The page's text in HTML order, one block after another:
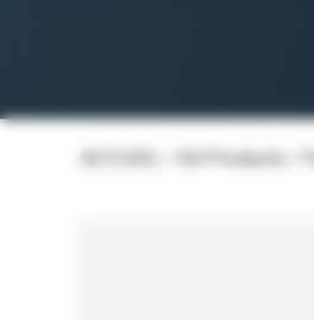
All Products